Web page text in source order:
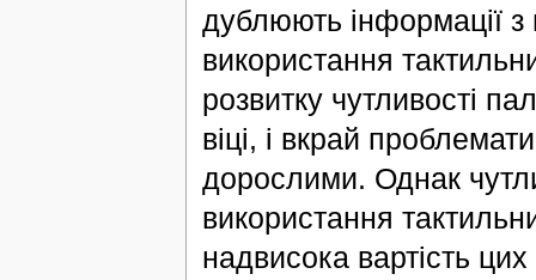
дублюють інформації
використання
розвитку чутливості
віці, і вкрай
дорослими. Однак
використання
надвисока вартість